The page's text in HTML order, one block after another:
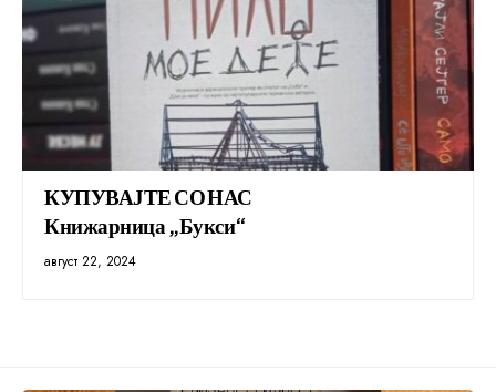
КУПУВАЈТЕ СО НАС
Книжарница „Букси“
август 22, 2024